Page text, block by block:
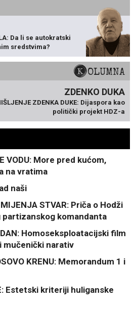
Da li se autokratski
sredstvima?
KOLUMNA
ZDENKO DUKA
ZDENKA DUKE: Dijaspora kao
politički projekt HDZ-a
VODU: More pred kućom,
na vratima
naši
STVAR: Priča o Hodži
komandanta
DAN: Homoseksploatacijski film
mučenički narativ
KRENU: Memorandum 1 i
Estetski kriteriji huliganske